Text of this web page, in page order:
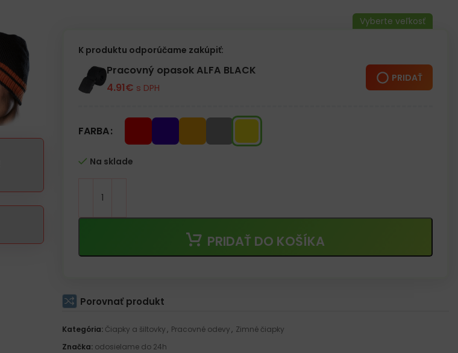
K produktu odporúčame zakúpiť:
Pracovný opasok ALFA BLACK
4.91€ s DPH
PRIDAŤ
FARBA
Na sklade
PRIDAŤ DO KOŠÍKA
Porovnať produkt
Kategória: Čiapky a šiltovky , Pracovné odevy , Zimné čiapky
Značka: odosielame do 24h